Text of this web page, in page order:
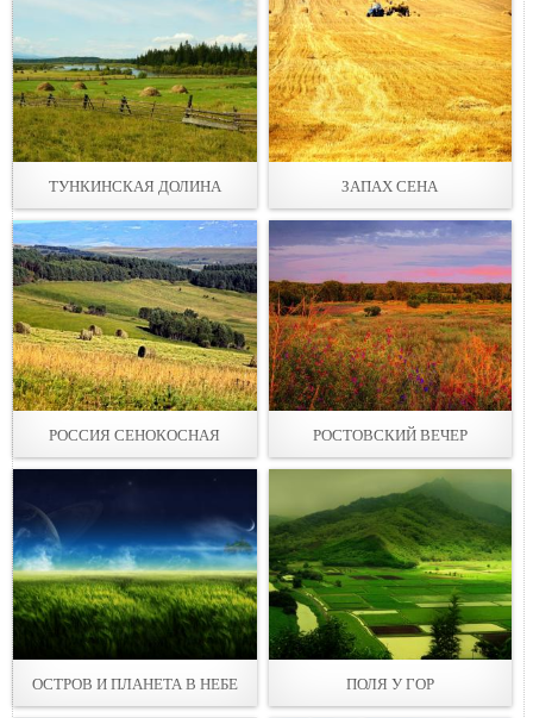
ТУНКИНСКАЯ ДОЛИНА ЗАПАХ СЕНА
РОССИЯ СЕНОКОСНАЯ РОСТОВСКИЙ ВЕЧЕР
ОСТРОВ И ПЛАНЕТА В НЕБЕ ПОЛЯ У ГОР